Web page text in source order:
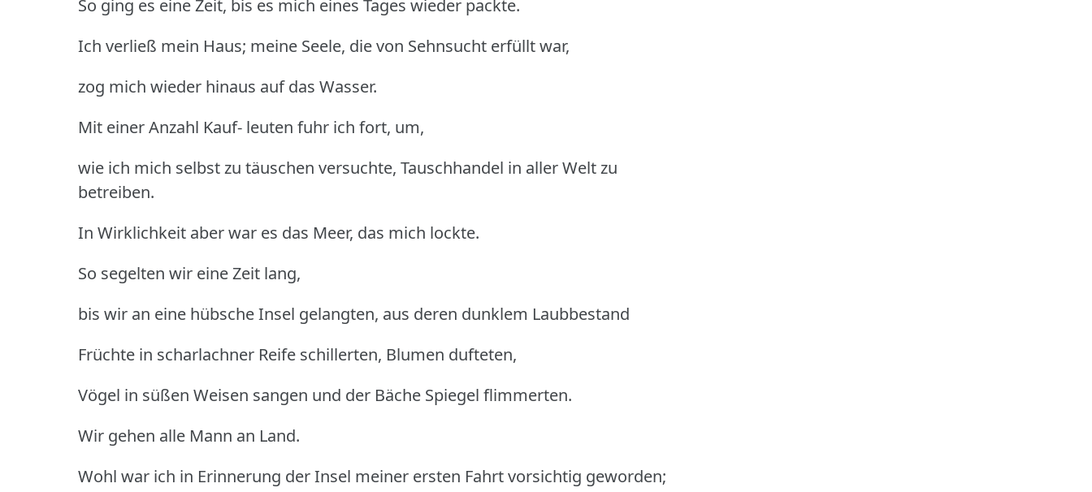
So ging es eine Zeit, bis es mich eines Tages wieder packte.
Ich verließ mein Haus; meine Seele, die von Sehnsucht erfüllt war,
zog mich wieder hinaus auf das Wasser.
Mit einer Anzahl Kauf- leuten fuhr ich fort, um,
wie ich mich selbst zu täuschen versuchte, Tauschhandel in aller Welt zu
betreiben.
In Wirklichkeit aber war es das Meer, das mich lockte.
So segelten wir eine Zeit lang,
bis wir an eine hübsche Insel gelangten, aus deren dunklem Laubbestand
Früchte in scharlachner Reife schillerten, Blumen dufteten,
Vögel in süßen Weisen sangen und der Bäche Spiegel flimmerten.
Wir gehen alle Mann an Land.
Wohl war ich in Erinnerung der Insel meiner ersten Fahrt vorsichtig geworden;